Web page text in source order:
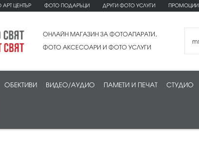
ЦЕНТЪР ФОТО ПОДАРЪЦИ ДРУГИ ФОТО УСЛУГИ ПРОМОЦИИ
ОНЛАЙН МАГАЗИН ЗА ФОТОАПАРАТИ,
ФОТО АКСЕСОАРИ И ФОТО УСЛУГИ
ОБЕКТИВИ ВИДЕО/АУДИО ПАМЕТИ И ПЕЧАТ СТУДИО